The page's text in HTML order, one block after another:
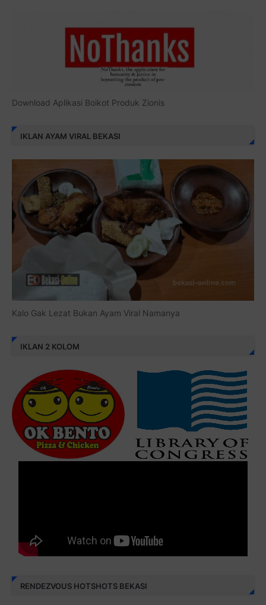
Download Aplikasi Boikot Produk Zionis
IKLAN AYAM VIRAL BEKASI
Kalo Gak Lezat Bukan Ayam Viral Namanya
IKLAN 2 KOLOM
RENDEZVOUS HOTSHOTS BEKASI